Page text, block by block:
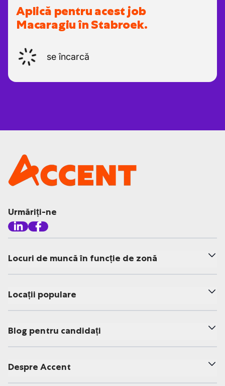
Aplică pentru acest job
Macaragiu în Stabroek.
se încarcă
Urmăriți-ne
Locuri de muncă în funcție de zonă
Locații populare
Blog pentru candidați
Despre Accent